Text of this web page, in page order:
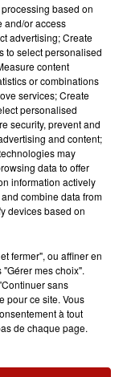
2027
based on
and/or access
advertising; Create
to select personalised
content
or combinations
services; Create
personalised
security, prevent and
and content;
may
data to offer
information actively
combine data from
devices based on
fermer", ou affiner en
mes choix".
sans
pour ce site. Vous
à tout
de chaque page.